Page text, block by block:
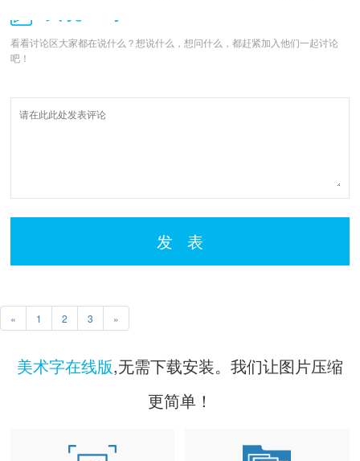
看看讨论区大家都在说什么？想说什么，想问什么，都赶紧加入他们一起讨论
吧！
发 表
« 1 2 3 »
美术字在线版,无需下载安装。我们让图片压缩
更简单！